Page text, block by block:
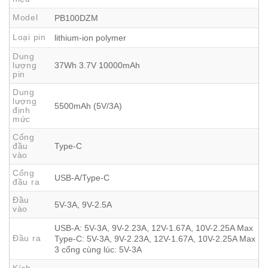
Đặc biệt, trong gói sản phẩm Xiaomi đã tặng kèm 1 cáp
USB-A to Type-C có thể sử dụng để sạc cho các thiết bị hỗ
trợ cổng Type-C và cũng có thể tự sạc cho viên
phòng
Model
PB100DZM
Loại pin
lithium-ion polymer
Dung
lượng
pin
37Wh 3.7V 10000mAh
Dung
lượng
định
mức
5500mAh (5V/3A)
Cổng
đầu
vào
Type-C
Cổng
đầu ra
USB-A/Type-C
Đầu
vào
5V-3A, 9V-2.5A
Đầu ra
USB-A: 5V-3A, 9V-2.23A, 12V-1.67A, 10V-2.25A Max
Type-C: 5V-3A, 9V-2.23A, 12V-1.67A, 10V-2.25A Max
3 cổng cùng lúc: 5V-3A